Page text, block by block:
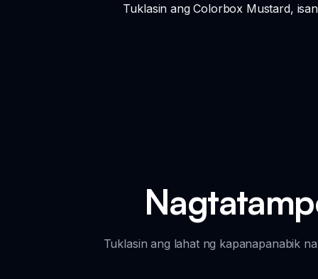
Tuklasin ang Colorbox Mustard,
Tuklasin ang lahat ng kapanapanabik